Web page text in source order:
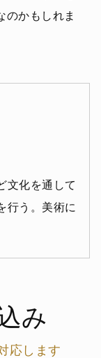
のかもしれま
文化を通して
行う。美術に
み
応します